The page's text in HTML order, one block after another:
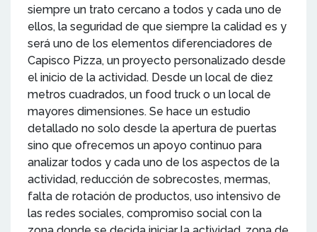
siempre un trato cercano a todos y cada uno de
ellos, la seguridad de que siempre la calidad es y
será uno de los elementos diferenciadores de
Capisco Pizza, un proyecto personalizado desde
el inicio de la actividad. Desde un local de diez
metros cuadrados, un food truck o un local de
mayores dimensiones. Se hace un estudio
detallado no solo desde la apertura de puertas
sino que ofrecemos un apoyo continuo para
analizar todos y cada uno de los aspectos de la
actividad, reducción de sobrecostes, mermas,
falta de rotación de productos, uso intensivo de
las redes sociales, compromiso social con la